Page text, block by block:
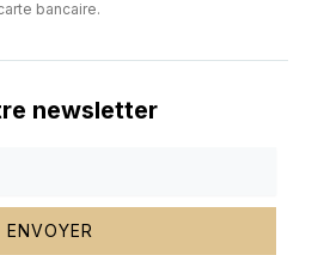
bancaire.
newsletter
ENVOYER